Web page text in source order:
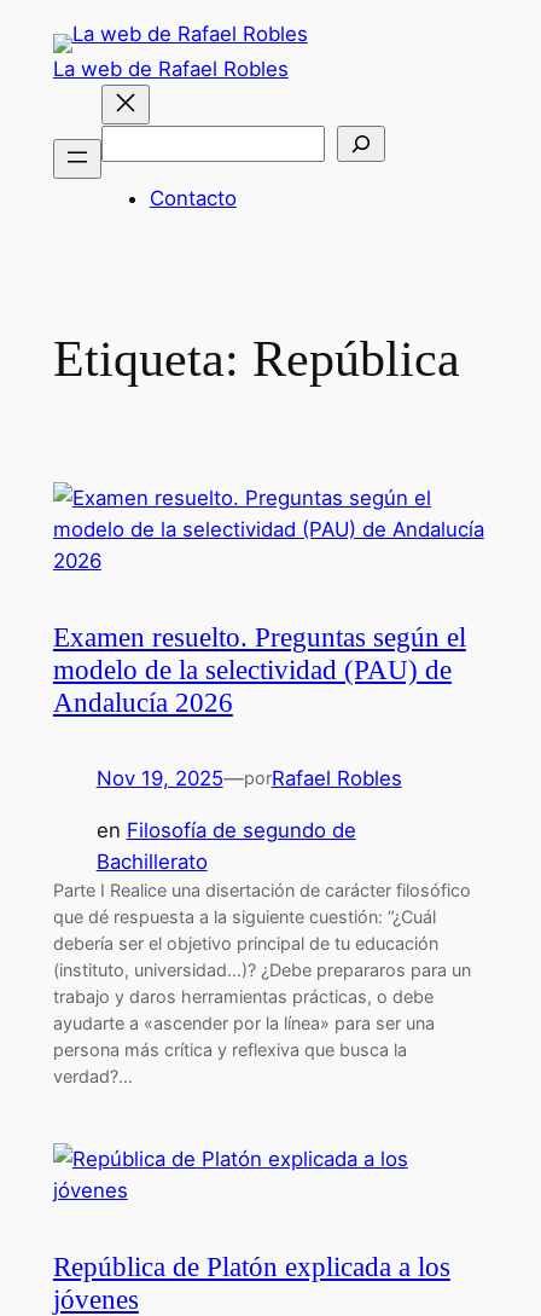
contenido
La web de Rafael Robles
Buscar
Contacto
Etiqueta: República
Examen resuelto. Preguntas según el
modelo de la selectividad (PAU) de
Andalucía 2026
Nov 19, 2025—porRafael Robles
en Filosofía de segundo de
Bachillerato
Parte I Realice una disertación de carácter filosófico
que dé respuesta a la siguiente cuestión: “¿Cuál
debería ser el objetivo principal de tu educación
(instituto, universidad…)? ¿Debe prepararos para un
trabajo y daros herramientas prácticas, o debe
ayudarte a «ascender por la línea» para ser una
persona más crítica y reflexiva que busca la
verdad?…
República de Platón explicada a los
jóvenes